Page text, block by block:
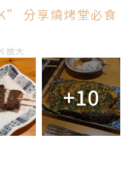
分享燒烤堂必食
放大
+10